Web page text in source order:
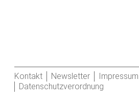
Kontakt Newsletter
Impressum
Datenschutzverordnung